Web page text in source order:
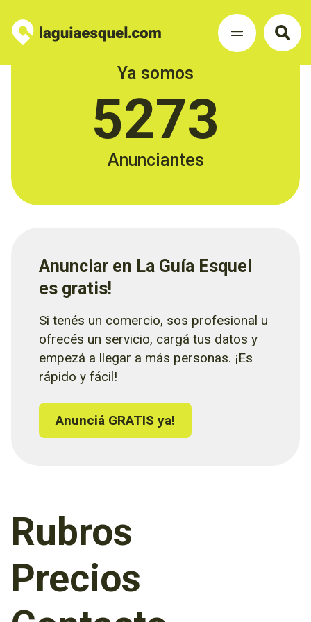
Ya somos
5273
Anunciantes
Anunciar en La Guía Esquel
es gratis!
Si tenés un comercio, sos profesional u
ofrecés un servicio, cargá tus datos y
empezá a llegar a más personas. ¡Es
rápido y fácil!
Anunciá GRATIS ya!
Rubros
Precios